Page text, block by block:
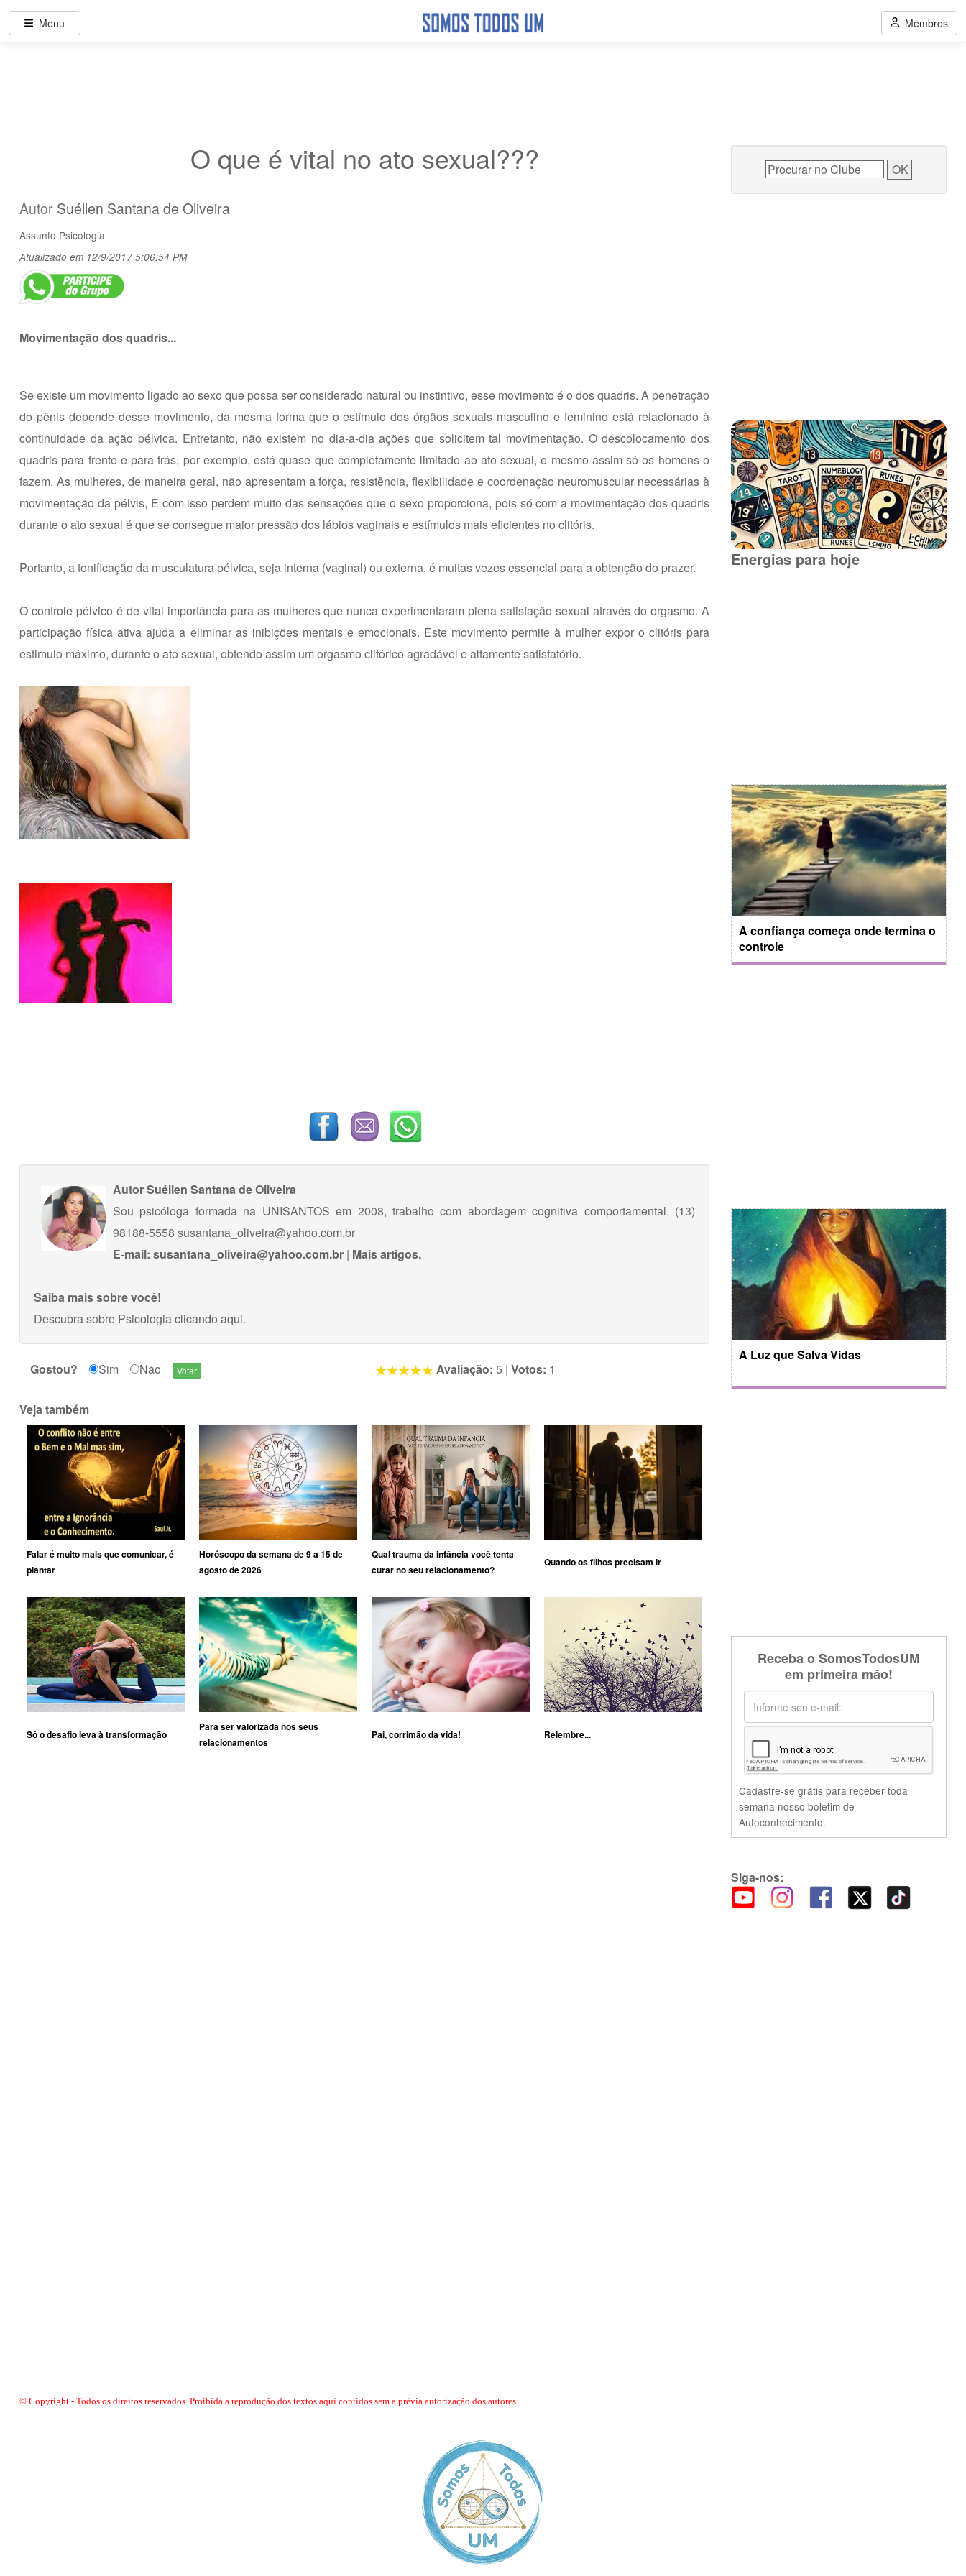
O que é vital no ato sexual???
Autor Suéllen Santana de Oliveira
Assunto Psicologia
Atualizado em 12/9/2017 5:06:54 PM
Movimentação dos quadris...
Se existe um movimento ligado ao sexo que possa ser considerado natural ou instintivo, esse movimento é o dos quadris. A penetração
do pênis depende desse movimento, da mesma forma que o estímulo dos órgãos sexuais masculino e feminino está relacionado à
continuidade da ação pélvica. Entretanto, não existem no dia-a-dia ações que solicitem tal movimentação. O descolocamento dos
quadris para frente e para trás, por exemplo, está quase que completamente limitado ao ato sexual, e mesmo assim só os homens o
fazem. As mulheres, de maneira geral, não apresentam a força, resistência, flexibilidade e coordenação neuromuscular necessárias à
movimentação da pélvis, E com isso perdem muito das sensações que o sexo proporciona, pois só com a movimentação dos quadris
durante o ato sexual é que se consegue maior pressão dos lábios vaginais e estímulos mais eficientes no clitóris.
Portanto, a tonificação da musculatura pélvica, seja interna (vaginal) ou externa, é muitas vezes essencial para a obtenção do prazer.
O controle pélvico é de vital importância para as mulheres que nunca experimentaram plena satisfação sexual através do orgasmo. A
participação física ativa ajuda a eliminar as inibições mentais e emocionais. Este movimento permite à mulher expor o clitóris para
estimulo máximo, durante o ato sexual, obtendo assim um orgasmo clitórico agradável e altamente satisfatório.
AutorSuéllen Santana de Oliveira
Sou psicóloga formada na UNISANTOS em 2008, trabalho com abordagem cognitiva comportamental. (13)
98188-5558 susantana_oliveira@yahoo.com.br
E-mail: susantana_oliveira@yahoo.com.br | Mais artigos.
Saiba mais sobre você!
Descubra sobre Psicologiaclicando aqui.
Gostou? Sim Não Avaliação: 5 | Votos: 1
Veja também
Falar é muito mais que comunicar, é
plantar
Horóscopo da semana de 9 a 15 de
agosto de 2026
Qual trauma da infância você tenta
curar no seu relacionamento?
Quando os filhos precisam ir
Só o desafio leva à transformação
Para ser valorizada nos seus
relacionamentos
Pai, corrimão da vida! Relembre...
© Copyright - Todos os direitos reservados. Proibida a reprodução dos textos aqui contidos sem a prévia autorização dos autores.
Energias para hoje
A confiança começa onde termina o
controle
A Luz que Salva Vidas
Receba o SomosTodosUM
em primeira mão!
Cadastre-se grátis para receber toda
semana nosso boletim de
Autoconhecimento.
Siga-nos:
Menu Membros